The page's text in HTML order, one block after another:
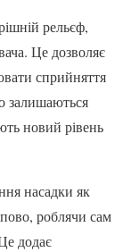
рельєф,
Це дозволяє
сприйняття
залишаються
новий рівень
насадки як
роблячи сам
додає